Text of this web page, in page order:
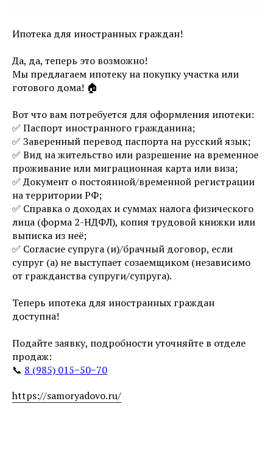
Ипотека для иностранных граждан!
Да, да, теперь это возможно!
Мы предлагаем ипотеку на покупку участка или
готового дома! 🏠
Вот что вам потребуется для оформления ипотеки:
✅ Паспорт иностранного гражданина;
✅ Заверенный перевод паспорта на русский язык;
✅ Вид на жительство или разрешение на временное
проживание или миграционная карта или виза;
✅ Документ о постоянной/временной регистрации
на территории РФ;
✅ Справка о доходах и суммах налога физического
лица (форма 2-НДФЛ), копия трудовой книжки или
выписка из неё;
✅ Согласие супруга (и)/брачный договор, если
супруг (а) не выступает созаемщиком (независимо
от гражданства супруги/супруга).
Теперь ипотека для иностранных граждан
доступна!
Подайте заявку, подробности уточняйте в отделе
продаж:
📞 8 (985) 015−50−70
https://samoryadovo.ru/